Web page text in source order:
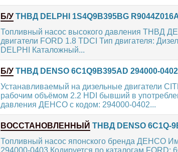
Б/У ТНВД DELPHI 1S4Q9B395BG R9044Z016A
Топливный насос высокого давления ТНВД
двигатели FORD 1.8 TDCI Тип двигателя:
DELPHI Каталожный...
Б/У ТНВД DENSO 6C1Q9B395AD 294000-0402
Устанавливаемый на дизельные двигатели
рабочим объёмом 2.2 HDI бывший в
давления ДЕНСО с кодом: 294000-0402...
ВОССТАНОВЛЕННЫЙ ТНВД DENSO 6C1Q-
Топливный насос японского бренда ДЕНСО
294000-0403 Кодируется по каталогам